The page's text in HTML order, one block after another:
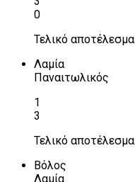
0
Τελικό αποτέλεσμα
Λαμία
Παναιτωλικός
1
3
Τελικό αποτέλεσμα
Βόλος
Λαμία